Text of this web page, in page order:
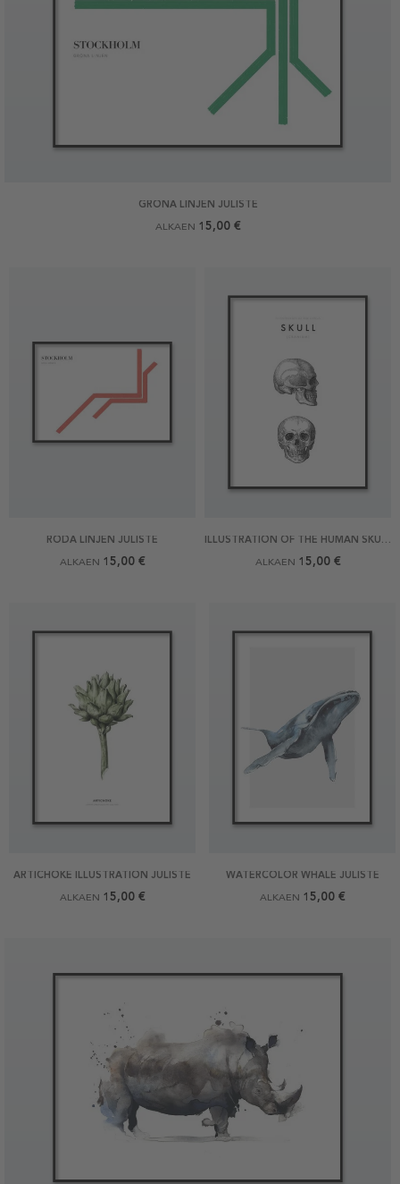
GRÖNA LINJEN JULISTE
ALKAEN 15,00 €
RÖDA LINJEN JULISTE
ALKAEN 15,00 €
ILLUSTRATION OF THE HUMAN SKULL JULISTE
ALKAEN 15,00 €
ARTICHOKE ILLUSTRATION JULISTE
ALKAEN 15,00 €
WATERCOLOR WHALE JULISTE
ALKAEN 15,00 €